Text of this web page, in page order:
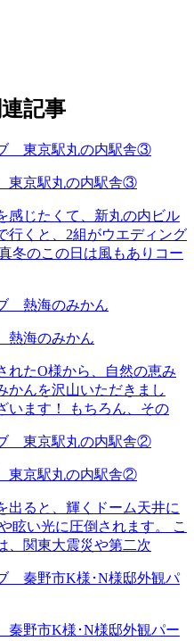
記事
東京駅丸の内駅舎③
感じたくて、新丸の内ビル
行くと、2組がウエディング
冬のこの日は風もありコー
熱海のみかん
れたO様から、自然の恵み
かんを沢山いただきまし
います！ もちろん、その
東京駅丸の内駅舎②
出ると、輝くドーム天井に
眩い光に圧倒されます。 こ
、関東大震災や第二次
野市K様･N様邸外観パー